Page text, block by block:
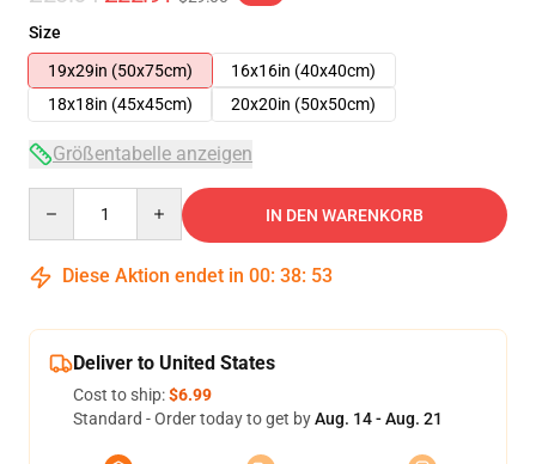
Size
19x29in (50x75cm)
16x16in (40x40cm)
18x18in (45x45cm)
20x20in (50x50cm)
Größentabelle anzeigen
IN DEN WARENKORB
Diese Aktion endet in 00: 38: 53
Deliver to United States
Cost to ship:$6.99
Standard - Order today to get byAug. 14 - Aug. 21